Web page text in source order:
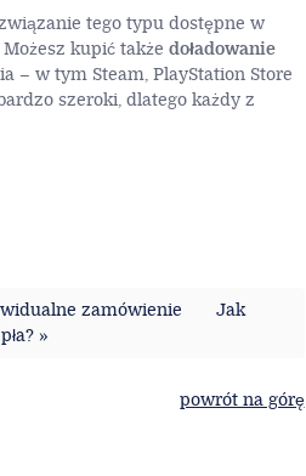
tego typu dostępne w
kupić także doładowanie
– w tym Steam, PlayStation Store
szeroki, dlatego każdy z
zamówienie
Jak
»
powrót na górę